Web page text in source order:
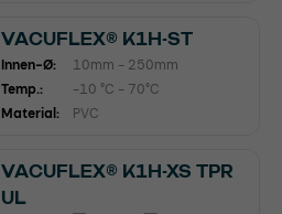
VACUFLEX® K1H-ST
Innen-Ø:
10mm - 250mm
Temp.:
-10 °C - 70°C
Material:
PVC
VACUFLEX® K1H-XS TPR
UL